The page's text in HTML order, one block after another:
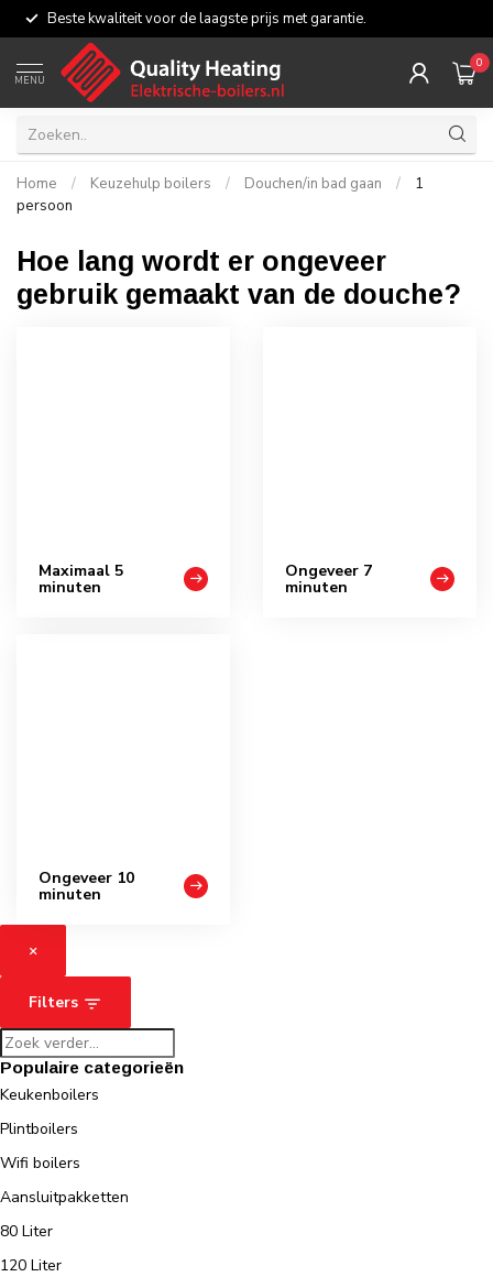
Beste kwaliteit voor de laagste prijs met garantie.
MENU
0
Home / Keuzehulp boilers / Douchen/in bad gaan /
1
persoon
Hoe lang wordt er ongeveer
gebruik gemaakt van de douche?
Maximaal 5
minuten
Ongeveer 7
minuten
Ongeveer 10
minuten
×
Filters
Populaire categorieën
Keukenboilers
Plintboilers
Wifi boilers
Aansluitpakketten
80 Liter
120 Liter